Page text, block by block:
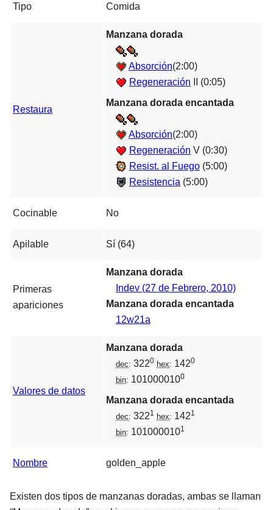
Tipo Comida
Restaura
Manzana dorada
Absorción(2:00)
Regeneración II (0:05)
Manzana dorada encantada
Absorción(2:00)
Regeneración V (0:30)
Resist. al Fuego (5:00)
Resistencia (5:00)
Cocinable No
Apilable Sí (64)
Primeras
apariciones
Manzana dorada
Indev (27 de Febrero, 2010)
Manzana dorada encantada
12w21a
Valores de datos
Manzana dorada
dec: 3220 hex: 1420
bin: 1010000100
Manzana dorada encantada
dec: 3221 hex: 1421
bin: 1010000101
Nombre golden_apple
Existen dos tipos de manzanas doradas, ambas se llaman